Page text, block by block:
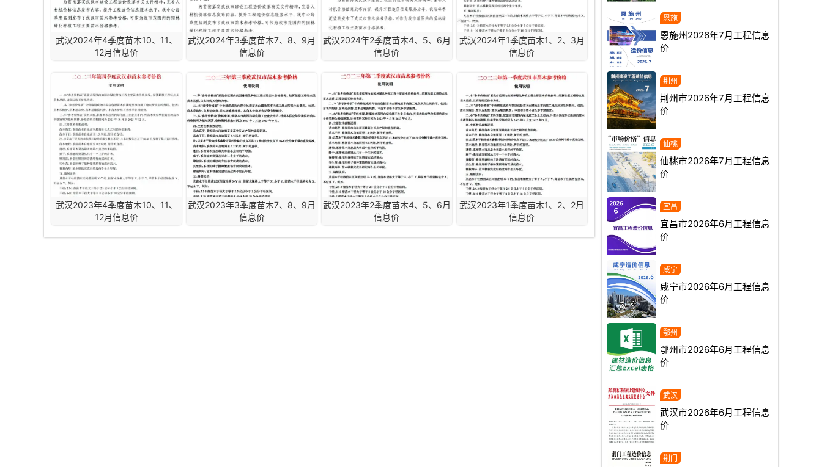
武汉2024年4季度苗木10、11、
12月信息价
武汉2024年3季度苗木7、8、9月
信息价
武汉2024年2季度苗木4、5、6月
信息价
武汉2024年1季度苗木1、2、3月
信息价
武汉2023年4季度苗木10、11、
12月信息价
武汉2023年3季度苗木7、8、9月
信息价
武汉2023年2季度苗木4、5、6月
信息价
武汉2023年1季度苗木1、2、2月
信息价
恩施州2026年7月工程信息
价
荆州市2026年7月工程信息
价
仙桃市2026年7月工程信息
价
宜昌市2026年6月工程信息
价
咸宁市2026年6月工程信息
价
鄂州市2026年6月工程信息
价
武汉市2026年6月工程信息
价